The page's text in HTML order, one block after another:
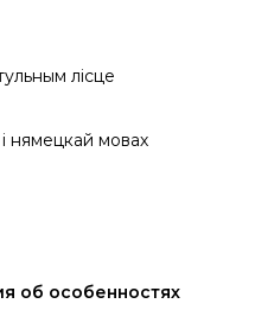
лісце
нямецкай мовах
об особенностях